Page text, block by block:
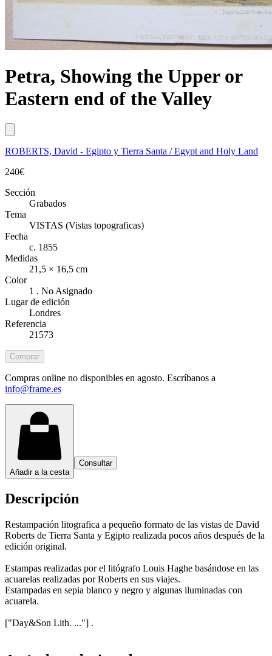
Petra, Showing the Upper or
Eastern end of the Valley
ROBERTS, David - Egipto y Tierra Santa / Egypt and Holy Land
240€
Sección
Grabados
Tema
VISTAS (Vistas topograficas)
Fecha
c. 1855
Medidas
21,5 × 16,5 cm
Color
1 . No Asignado
Lugar de edición
Londres
Referencia
21573
Comprar
Compras online no disponibles en agosto. Escríbanos a
info@frame.es
Añadir a la cesta
Consultar
Descripción
Restampación litografica a pequeño formato de las vistas de David
Roberts de Tierra Santa y Egipto realizada pocos años después de la
edición original.
Estampas realizadas por el litógrafo Louis Haghe basándose en las
acuarelas realizadas por Roberts en sus viajes.
Estampadas en sepia blanco y negro y algunas iluminadas con
acuarela.
["Day&Son Lith. ..."] .